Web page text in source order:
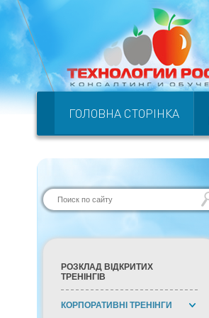
ГОЛОВНА СТОРІНКА
РОЗКЛАД ВІДКРИТИХ
ТРЕНІНГІВ
КОРПОРАТИВНІ ТРЕНІНГИ